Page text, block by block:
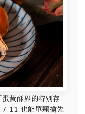
黃酥界的特別存
7-11 也能單顆搶先